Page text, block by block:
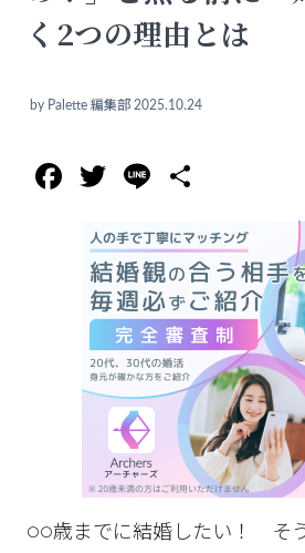
く2つの理由とは
by Palette 編集部 2025.10.24
Facebook
Twitter
Line
○○歳までに結婚したい！ そ